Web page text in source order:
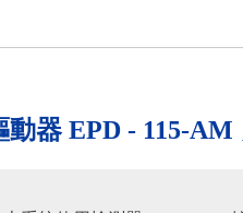
動器 EPD - 115-AM